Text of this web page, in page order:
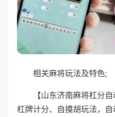
相关麻将玩法及特色;
【山东济南麻将杠分
杠牌计分、自摸胡玩法，自